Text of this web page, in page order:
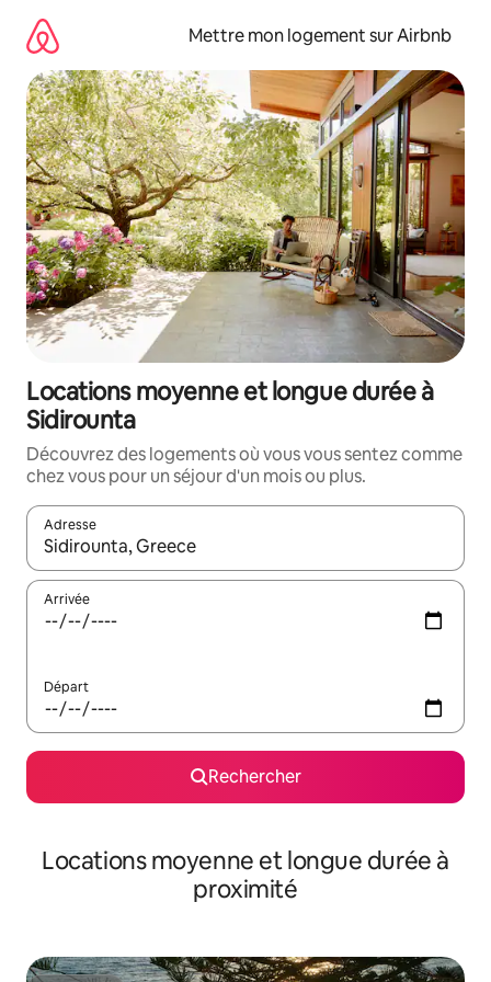
directement
contenu
Mettre mon logement sur Airbnb
Locations moyenne et longue durée à
Sidirounta
Découvrez des logements où vous vous sentez comme
chez vous pour un séjour d'un mois ou plus.
Adresse
Lorsque les résultats s'affichent, utilisez les flèches vers le
Arrivée
Départ
Rechercher
Locations moyenne et longue durée à
proximité